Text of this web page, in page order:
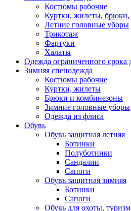
Костюмы рабочие
Куртки, жилеты, брюки,
Летние головные уборы
Трикотаж
Фартуки
Халаты
Одежда ограниченного срока
Зимняя спецодежда
Костюмы рабочие
Куртки, жилеты
Брюки и комбинезоны
Зимние головные уборы
Одежда из флиса
Обувь
Обувь защитная летняя
Ботинки
Полуботинки
Сандалии
Сапоги
Обувь защитная зимняя
Ботинки
Сапоги
Обувь для охоты,